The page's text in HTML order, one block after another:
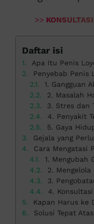
>>
Daftar isi
Apa Itu Penis
Penyebab Penis
1. Gangguan
2. Masalah
3. Stres dan
4. Penyakit
5. Gaya
Gejala yang
Cara Mengatasi
1. Mengubah
2. Mengelola
3.
4.
Kapan Harus ke
Solusi Tepat